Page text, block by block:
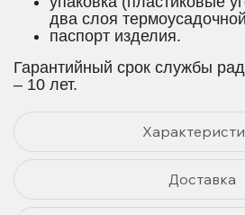
два слоя
паспорт изделия.
Гарантийный срок службы
– 10 лет.
Доставка